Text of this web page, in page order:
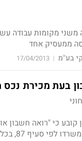
משני מקומות עבודה
ממעסיק אחד
בע"מ |
17/04/2013
בעת מכירת
קובע כי "רואה